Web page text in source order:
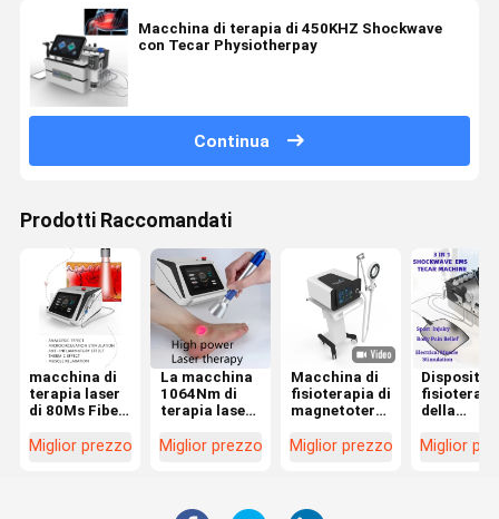
Macchina di terapia di 450KHZ Shockwave
con Tecar Physiotherpay
Continua
Prodotti Raccomandati
macchina di
terapia laser
di 80Ms Fiber
Coupling per
Miglior prezzo
La macchina
1064Nm di
terapia laser
penetra
allevia i
Miglior prezzo
Macchina di
fisioterapia di
magnetoterapia
sollievo dal
Miglior prezzo
della
terapia di
Miglior